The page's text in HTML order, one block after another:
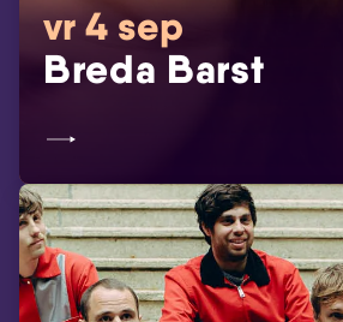
vr 4 sep
Breda Barst